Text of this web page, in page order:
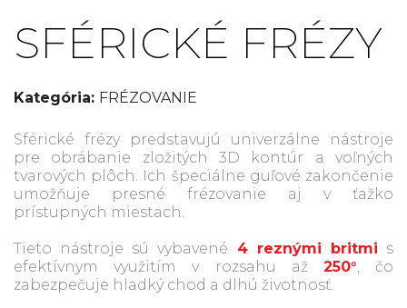
SFÉRICKÉ FRÉZY
Kategória: FRÉZOVANIE
Sférické frézy predstavujú univerzálne nástroje
pre obrábanie zložitých 3D kontúr a voľných
tvarových plôch. Ich špeciálne guľové zakončenie
umožňuje presné frézovanie aj v ťažko
prístupných miestach.
Tieto nástroje sú vybavené 4 reznými britmi s
efektívnym využitím v rozsahu až 250°, čo
zabezpečuje hladký chod a dlhú životnosť.